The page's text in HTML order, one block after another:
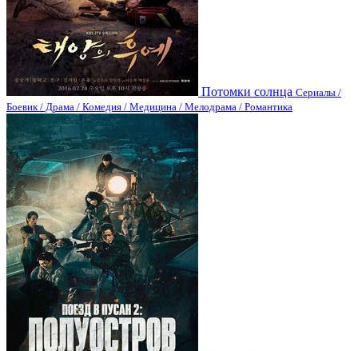
Потомки солнца Сериалы /
Боевик / Драма / Комедия / Медицина / Мелодрама / Романтика